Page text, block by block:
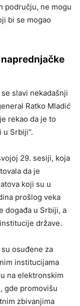
području, ne mogu
bi se mogao
slavi nekadašnji
Ratko Mladić
rekao da je to
u Srbiji“.
29. sesiji, koja
da je
koji su u
prošlog veka
događa u Srbiji, a
države.
osuđene za
institucijama
na elektronskim
gde promovišu
zbivanjima